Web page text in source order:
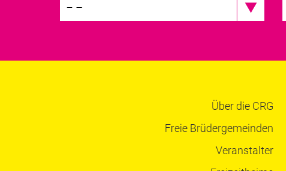
– –
Über die CRG
Freie Brüdergemeinden
Veranstalter